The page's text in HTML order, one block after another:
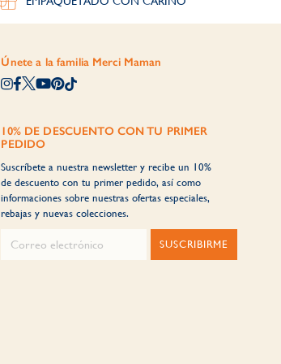
Únete a la familia Merci Maman
10% DE DESCUENTO CON TU PRIMER
PEDIDO
Suscríbete a nuestra newsletter y recibe un 10%
de descuento con tu primer pedido, así como
informaciones sobre nuestras ofertas especiales,
rebajas y nuevas colecciones.
SUSCRIBIRME